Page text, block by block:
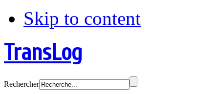
Skip to content
TransLog
Rechercher